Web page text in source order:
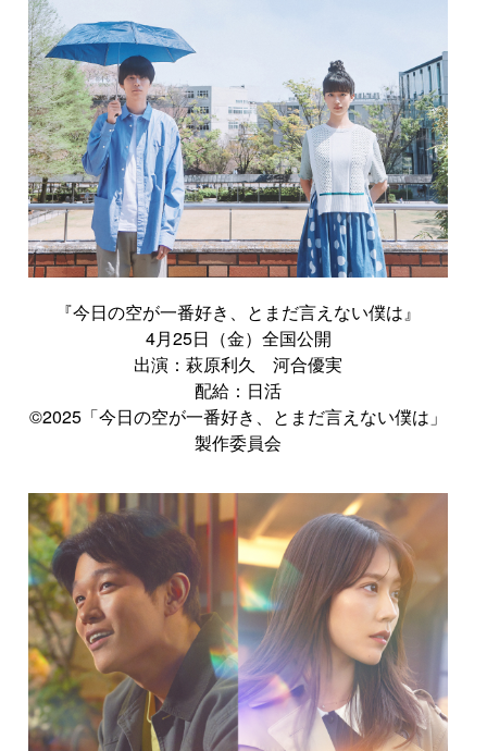
『今日の空が一番好き、とまだ言えない僕は』
4月25日（金）全国公開
出演：萩原利久 河合優実
配給：日活
©2025「今日の空が一番好き、とまだ言えない僕は」
製作委員会